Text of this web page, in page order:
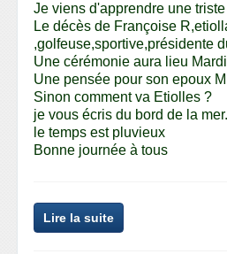
Je viens d'apprendre une
Le décès de Françoise
,golfeuse,sportive,présidente
Une cérémonie aura lieu
Une pensée pour son epoux
Sinon comment va Etiolles ?
je vous écris du bord de la
le temps est pluvieux
Bonne journée à tous
Lire la suite